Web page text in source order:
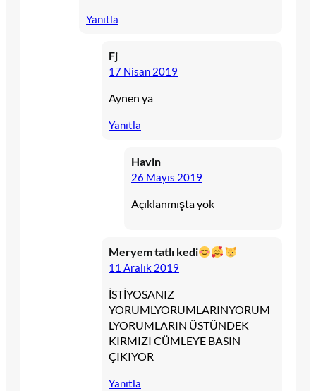
Yanıtla
Fj
17 Nisan 2019
Aynen ya
Yanıtla
Havin
26 Mayıs 2019
Açıklanmışta yok
Meryem tatlı kedi
11 Aralık 2019
İSTİYOSANIZ
YORUMLYORUMLARINYORUM
LYORUMLARIN ÜSTÜNDEK
KIRMIZI CÜMLEYE BASIN
ÇIKIYOR
Yanıtla